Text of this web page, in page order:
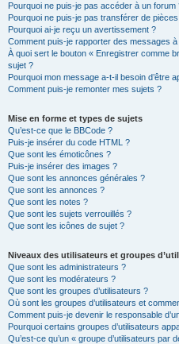
Pourquoi ne puis-je pas accéder à un forum
Pourquoi ne puis-je pas transférer de
Pourquoi ai-je reçu un avertissement ?
Comment puis-je rapporter des messages
À quoi sert le bouton « Enregistrer comme
sujet ?
Pourquoi mon message a-t-il besoin d’être
Comment puis-je remonter mes sujets ?
Mise en forme et types de sujets
Qu’est-ce que le BBCode ?
Puis-je insérer du code HTML ?
Que sont les émoticônes ?
Puis-je insérer des images ?
Que sont les annonces générales ?
Que sont les annonces ?
Que sont les notes ?
Que sont les sujets verrouillés ?
Que sont les icônes de sujet ?
Niveaux des utilisateurs et groupes
Que sont les administrateurs ?
Que sont les modérateurs ?
Que sont les groupes d’utilisateurs ?
Où sont les groupes d’utilisateurs et
Comment puis-je devenir le responsable
Pourquoi certains groupes d’utilisateurs
Qu’est-ce qu’un « groupe d’utilisateurs par